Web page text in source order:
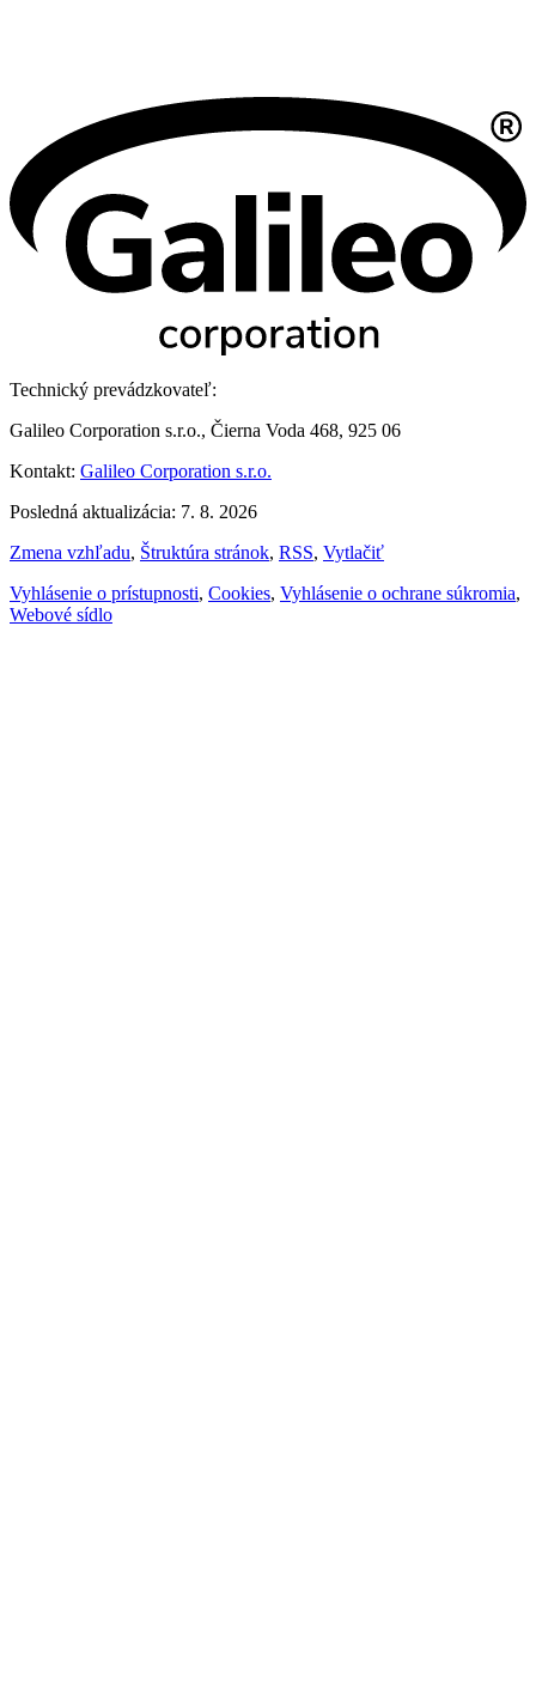
Technický prevádzkovateľ:
Galileo Corporation s.r.o., Čierna Voda 468, 925 06
Kontakt: Galileo Corporation s.r.o.
Posledná aktualizácia: 7. 8. 2026
Zmena vzhľadu, Štruktúra stránok, RSS, Vytlačiť
Vyhlásenie o prístupnosti, Cookies, Vyhlásenie o ochrane súkromia,
Webové sídlo